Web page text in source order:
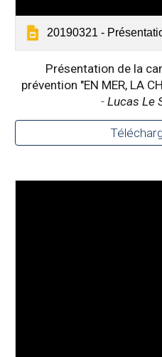
20190321 - Présentation
Présentation de la
prévention "EN MER, LA
- Lucas Le